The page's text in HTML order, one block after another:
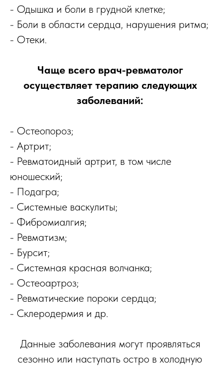
- Одышка и боли в грудной клетке;
- Боли в области сердца, нарушения ритма;
- Отеки.
Чаще всего врач-ревматолог
осуществляет терапию следующих
заболеваний:
- Остеопороз;
- Артрит;
- Ревматоидный артрит, в том числе
юношеский;
- Подагра;
- Системные васкулиты;
- Фибромиалгия;
- Ревматизм;
- Бурсит;
- Системная красная волчанка;
- Остеоартроз;
- Ревматические пороки сердца;
- Склеродермия и др.
Данные заболевания могут проявляться
сезонно или наступать остро в холодную